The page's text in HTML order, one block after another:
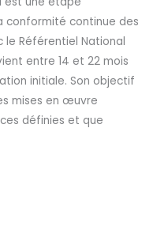
conformité continue des
Référentiel National
entre 14 et 22 mois
initiale. Son objectif
mises en œuvre
définies et que